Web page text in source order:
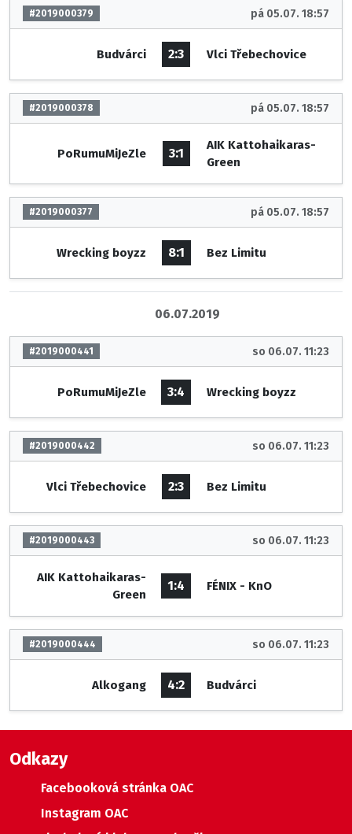
#2019000379 pá 05.07. 18:57
Budvárci 2:3 Vlci Třebechovice
#2019000378 pá 05.07. 18:57
PoRumuMiJeZle 3:1
AIK Kattohaikaras-
Green
#2019000377 pá 05.07. 18:57
Wrecking boyzz 8:1 Bez Limitu
06.07.2019
#2019000441 so 06.07. 11:23
PoRumuMiJeZle 3:4 Wrecking boyzz
#2019000442 so 06.07. 11:23
Vlci Třebechovice 2:3 Bez Limitu
#2019000443 so 06.07. 11:23
AIK Kattohaikaras-
Green
1:4 FÉNIX - KnO
#2019000444 so 06.07. 11:23
Alkogang 4:2 Budvárci
Odkazy
Facebooková stránka OAC
Instagram OAC